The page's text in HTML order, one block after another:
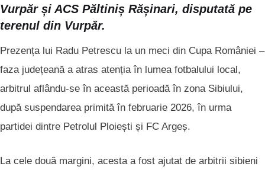
Vurpărși ACS Păltiniș Rășinari, disputată pe
terenul din Vurpăr.
Prezența lui Radu Petrescu la un meci din Cupa României –
faza județeană a atras atenția în lumea fotbalului local,
arbitrul aflându-se în această perioadă în zona Sibiului,
după suspendarea primită în februarie 2026, în urma
partidei dintre Petrolul Ploiești și FC Argeș.
La cele două margini, acesta a fost ajutat de arbitrii sibieni